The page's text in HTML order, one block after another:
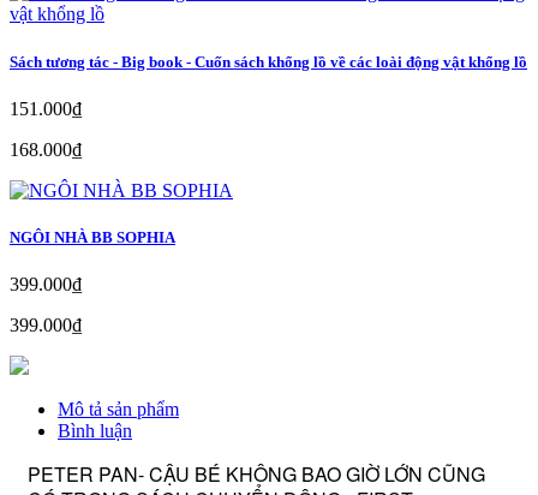
Sách tương tác - Big book - Cuốn sách khổng lồ về các loài động vật khổng lồ
151.000₫
168.000₫
NGÔI NHÀ BB SOPHIA
399.000₫
399.000₫
Mô tả sản phẩm
Bình luận
PETER PAN- CẬU BÉ KHÔNG BAO GIỜ LỚN CŨNG